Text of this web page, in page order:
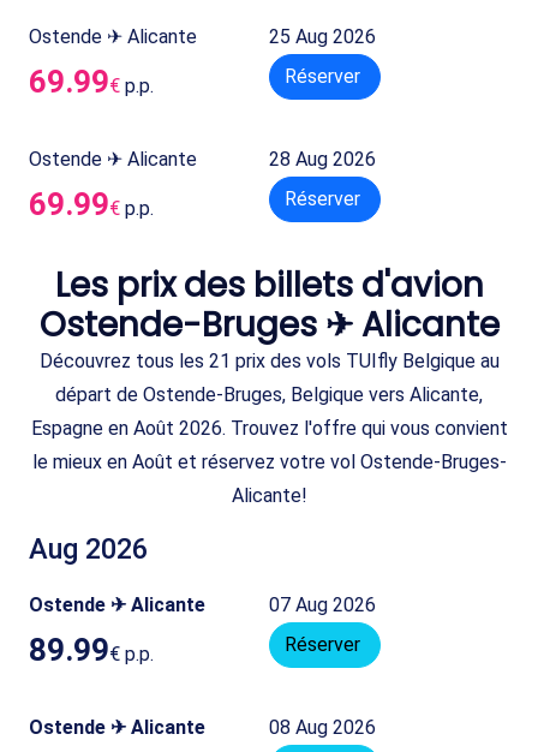
Ostende ✈ Alicante 25 Aug 2026
69.99€ p.p. Réserver
Ostende ✈ Alicante 28 Aug 2026
69.99€ p.p. Réserver
Les prix des billets d'avion
Ostende-Bruges ✈ Alicante
Découvrez tous les 21 prix des vols TUIfly Belgique au
départ de Ostende-Bruges, Belgique vers Alicante,
Espagne en Août 2026. Trouvez l'offre qui vous convient
le mieux en Août et réservez votre vol Ostende-Bruges-
Alicante!
Aug 2026
Ostende ✈ Alicante 07 Aug 2026
89.99€ p.p. Réserver
Ostende ✈ Alicante 08 Aug 2026